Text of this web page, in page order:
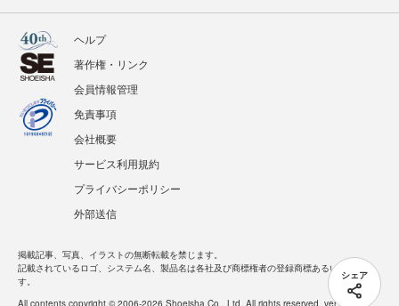
シェア
ヘルプ
著作権・リンク
会員情報管理
免責事項
会社概要
サービス利用規約
プライバシーポリシー
外部送信
掲載記事、写真、イラストの無断転載を禁じます。
記載されているロゴ、システム名、製品名は各社及び商標権者の登録商標あるいは商標で
す。
All contents copyright © 2006-2026 Shoeisha Co., Ltd. All rights reserved. ver.1.5